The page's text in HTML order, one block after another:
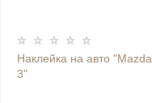
Наклейка на авто "Mazda
3"